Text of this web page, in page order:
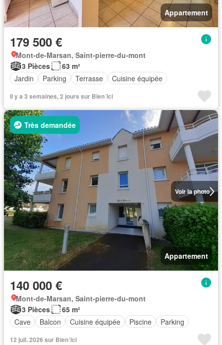
Appartement
179 500 €
Mont-de-Marsan, Saint-pierre-du-mont
3 Pièces
63 m²
Jardin
Parking Terrasse Cuisine équipée
Il y a 3 semaines, 2 jours sur Bien´ici
Voir la photo
Très demandée
Appartement
140 000 €
Mont-de-Marsan, Saint-pierre-du-mont
3 Pièces
65 m²
Cave
Balcon Cuisine équipée Piscine Parking
12 juil. 2026 sur Bien´ici